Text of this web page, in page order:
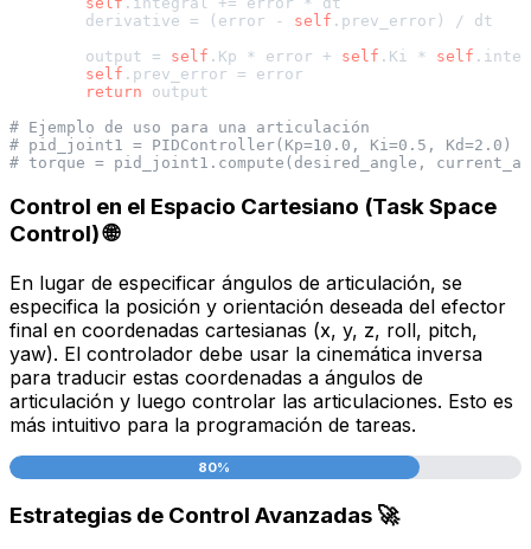
        derivative = (error -
self .prev_error) / dt
        output =
self .Kp * error + self .Ki * self
self .prev_error = error
return output
# Ejemplo de uso para una articulación
# pid_joint1 = PIDController(Kp=10.0, Ki=0.5, Kd=2.0)
# torque = pid_joint1.compute(desired_angle,
Control en el Espacio Cartesiano (Task Space
Control) 🌐
En lugar de especificar ángulos de articulación, se
especifica la posición y orientación deseada del efector
final en coordenadas cartesianas (x, y, z, roll, pitch,
yaw). El controlador debe usar la cinemática inversa
para traducir estas coordenadas a ángulos de
articulación y luego controlar las articulaciones. Esto es
más intuitivo para la programación de tareas.
80%
Estrategias de Control Avanzadas 🚀